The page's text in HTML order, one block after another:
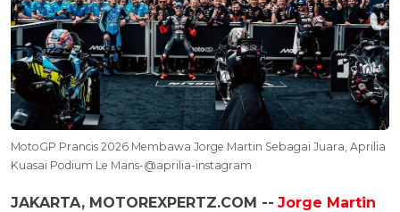
MotoGP Prancis 2026 Membawa Jorge Martin Sebagai Juara, Aprilia
Kuasai Podium Le Mans-@aprilia-instagram
JAKARTA, MOTOREXPERTZ.COM -- Jorge Martin